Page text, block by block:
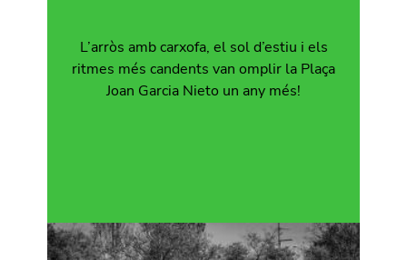
L’arròs amb carxofa, el sol d’estiu i els
ritmes més candents van omplir la Plaça
Joan Garcia Nieto un any més!